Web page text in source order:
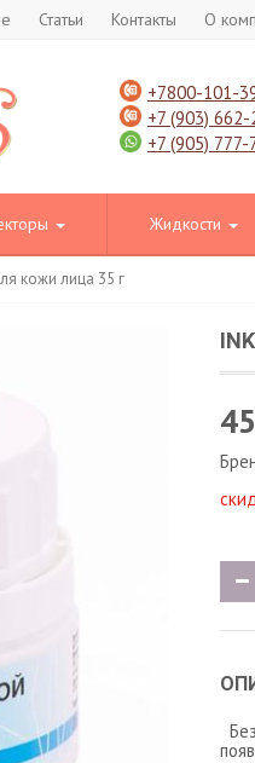
Статьи Контакты О
+7800-101-
+7 (903)
+7 (905) 777-
Жидкости
кожи лица 35 г